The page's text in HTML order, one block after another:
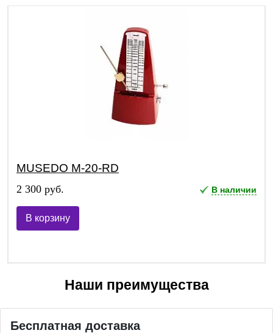
MUSEDO M-20-RD
2 300 руб. В наличии
В корзину
Наши преимущества
Бесплатная доставка